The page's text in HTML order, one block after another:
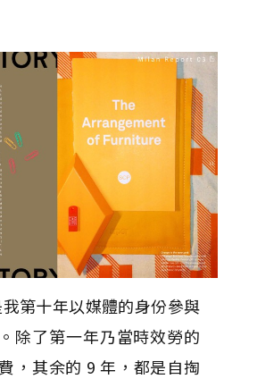
第十年以媒體的身份參與
除了第一年乃當時效勞的
，其余的 9 年，都是自掏